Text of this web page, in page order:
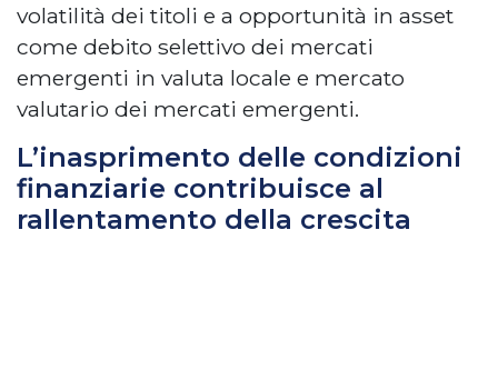
volatilità dei titoli e a opportunità in asset
come debito selettivo dei mercati
emergenti in valuta locale e mercato
valutario dei mercati emergenti.
L’inasprimento delle condizioni
finanziarie contribuisce al
rallentamento della crescita